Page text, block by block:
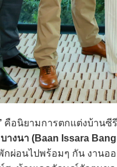
คือนิยามการตกแต่งบ้านซี
างนา (Baan Issara
กผ่อนไปพร้อมๆ กัน งาน